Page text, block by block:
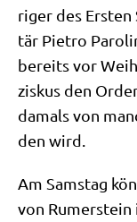
ri­ger des
tär Pie­tro
bereits vor
zis­kus den
damals von
den wird.
Am Sams­tag
von